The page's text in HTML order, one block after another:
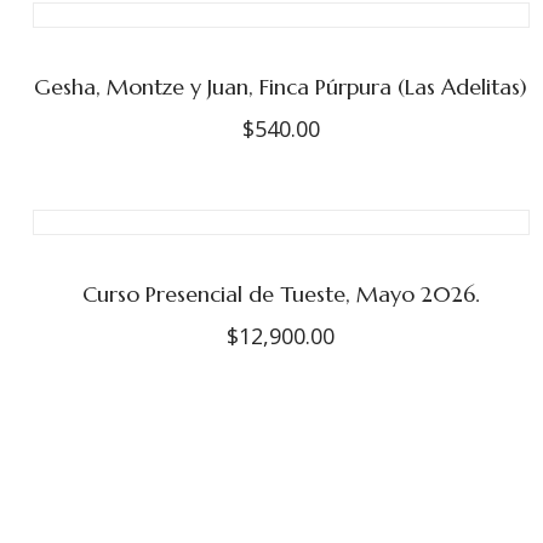
hasta
Gesha, Montze y Juan, Finca Púrpura (Las Adelitas)
$540.00
Curso Presencial de Tueste, Mayo 2026.
$12,900.00